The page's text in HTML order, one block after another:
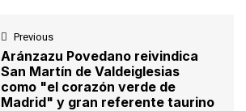
Previous
Aránzazu Povedano reivindica
San Martín de Valdeiglesias
como "el corazón verde de
Madrid" y gran referente taurino